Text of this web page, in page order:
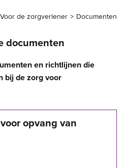
Voor de zorgverlener Documenten
documenten
en richtlijnen die
bij de zorg voor
opvang van